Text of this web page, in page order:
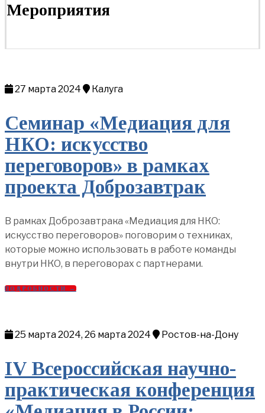
Мероприятия
27 марта 2024 Калуга
Семинар «Медиация для
НКО: искусство
переговоров» в рамках
проекта Доброзавтрак
В рамках Доброзавтрака «Медиация для НКО:
искусство переговоров» поговорим о техниках,
которые можно использовать в работе команды
внутри НКО, в переговорах с партнерами.
ПОДРОБНОСТИ →
25 марта 2024, 26 марта 2024 Ростов-на-Дону
IV Всероссийская научно-
практическая конференция